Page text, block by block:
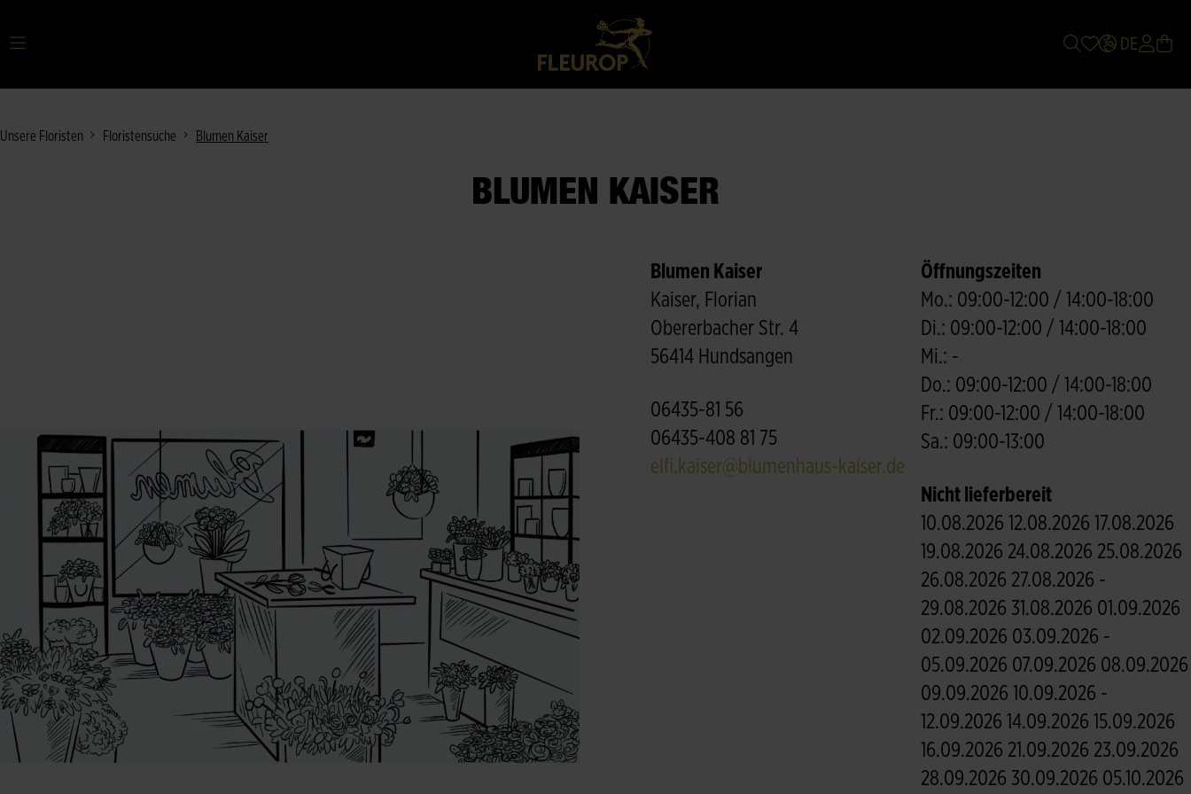
DE
Unsere Floristen Floristensuche Blumen Kaiser
BLUMEN KAISER
Blumen Kaiser
Kaiser, Florian
Obererbacher Str. 4
56414 Hundsangen
06435-81 56
06435-408 81 75
elfi.kaiser@blumenhaus-kaiser.de
Öffnungszeiten
Mo.: 09:00-12:00 / 14:00-18:00
Di.: 09:00-12:00 / 14:00-18:00
Mi.: -
Do.: 09:00-12:00 / 14:00-18:00
Fr.: 09:00-12:00 / 14:00-18:00
Sa.: 09:00-13:00
Nicht lieferbereit
10.08.2026 12.08.2026 17.08.2026
19.08.2026 24.08.2026 25.08.2026
26.08.2026 27.08.2026 -
29.08.2026 31.08.2026 01.09.2026
02.09.2026 03.09.2026 -
05.09.2026 07.09.2026 08.09.2026
09.09.2026 10.09.2026 -
12.09.2026 14.09.2026 15.09.2026
16.09.2026 21.09.2026 23.09.2026
28.09.2026 30.09.2026 05.10.2026